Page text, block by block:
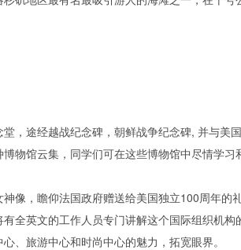
途经越战纪念碑，朝鲜战争纪念碑, 并与美国
馆云集，同学们可在这些博物馆中尽情学习
，瞻仰法国政府赠送给美国独立100周年的
英文的工作人员专门讲解这个国际组织机
、旅游中心和时尚中心的魅力，拓宽眼界。